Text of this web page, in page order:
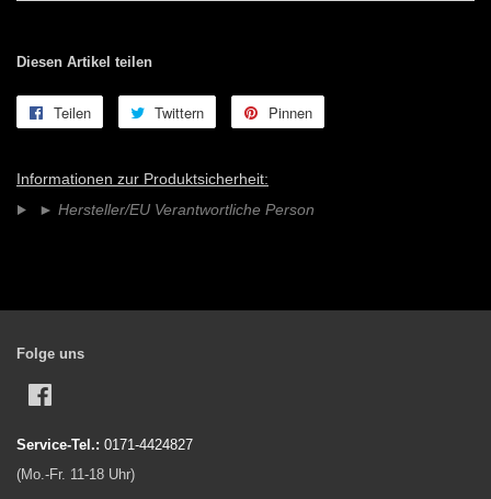
Diesen Artikel teilen
Teilen
teilen
Twittern
twittern
Pinnen
Informationen zur Produktsicherheit:
► Hersteller/EU Verantwortliche Person
Folge uns
Service-Tel.: 0171-4424827
(Mo.-Fr. 11-18 Uhr)